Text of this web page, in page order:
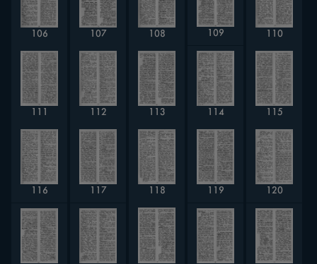
106 107 108 109 110
111 112 113 114 115
116 117 118 119 120